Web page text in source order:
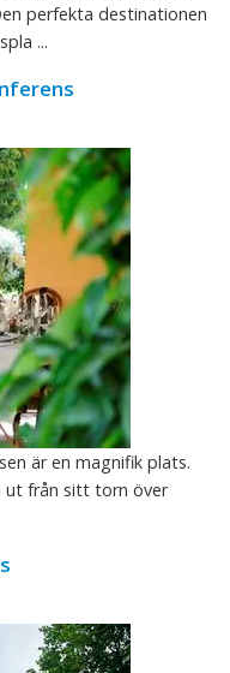
perfekta destinationen
...
är en magnifik plats.
ut från sitt torn över